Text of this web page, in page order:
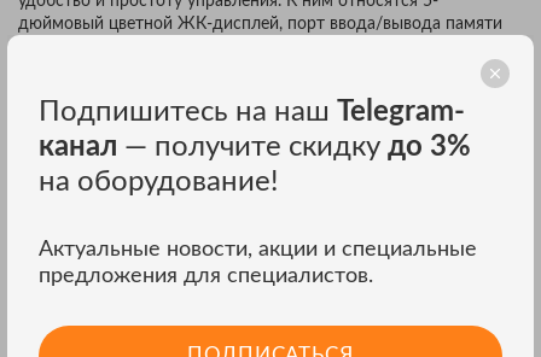
дюймовый цветной ЖК-дисплей, порт ввода/вывода памяти
включения, функциональные клавиши и популярный разъем
импортировать файлы конфигурации тестов и обновлять
систему. Источники-измерители серии АКИП-1601
поддерживают графический и числовой режимы просмотра
результатов тестирования. Интуитивно понятные режимы
анализа ВАХ.
Подпишитесь на наш Telegram-
канал — получите скидку до 3%
на оборудование!
Актуальные новости, акции и специальные
предложения для специалистов.